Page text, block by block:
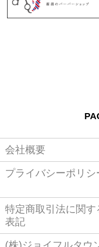
会社概要
プライバシーポリシ
特定商取引法に関す
表記